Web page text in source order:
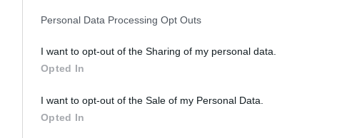
Personal Data Processing Opt Outs
I want to opt-out of the Sharing of my personal data.
Opted In
I want to opt-out of the Sale of my Personal Data.
Opted In